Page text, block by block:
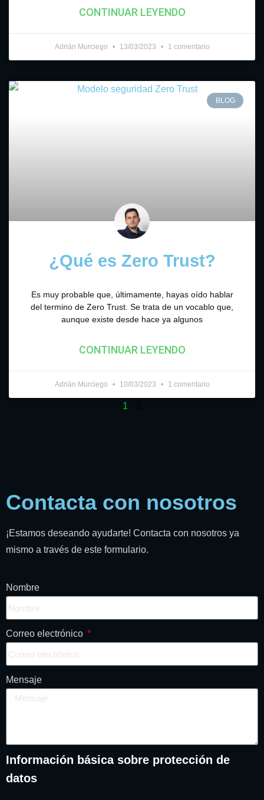
CONTINUAR LEYENDO
Adrián Murciego 13/03/2023 1 comentario
BLOG
¿Qué es Zero Trust?
Es muy probable que, últimamente, hayas oído hablar
del termino de Zero Trust. Se trata de un vocablo que,
aunque existe desde hace ya algunos
CONTINUAR LEYENDO
Adrián Murciego 10/03/2023 1 comentario
1
Contacta con nosotros
¡Estamos deseando ayudarte! Contacta con nosotros ya
mismo a través de este formulario.
Nombre
Correo electrónico
Mensaje
Información básica sobre protección de
datos